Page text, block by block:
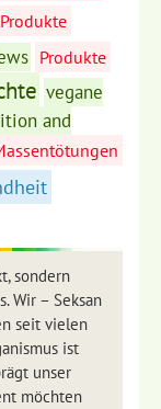
Produkte
vegane
and
sondern
Wir – Seksan
seit vielen
ist
unser
möchten